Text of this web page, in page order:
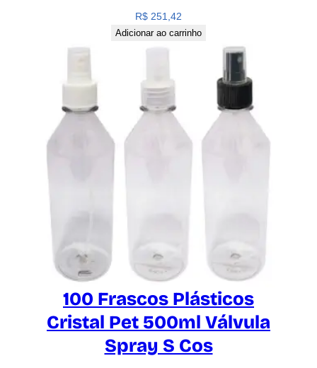
R$ 251,42
Adicionar ao carrinho
100 Frascos Plásticos
Cristal Pet 500ml Válvula
Spray S Cos